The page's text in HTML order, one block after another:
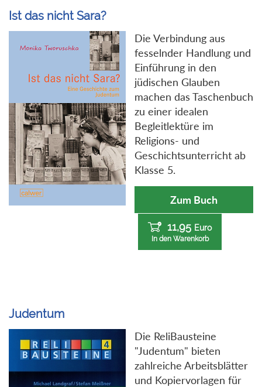
Ist das nicht Sara?
Die Verbindung aus
fesselnder Handlung und
Einführung in den
jüdischen Glauben
machen das Taschenbuch
zu einer idealen
Begleitlektüre im
Religions- und
Geschichtsunterricht ab
Klasse 5.
Zum Buch
11,95 Euro
In den Warenkorb
Judentum
Die ReliBausteine
"Judentum" bieten
zahlreiche Arbeitsblätter
und Kopiervorlagen für